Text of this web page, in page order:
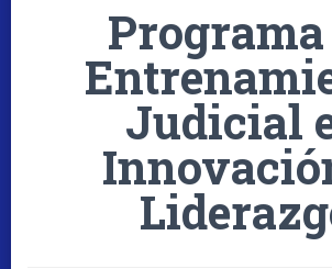
Programa
Judicial